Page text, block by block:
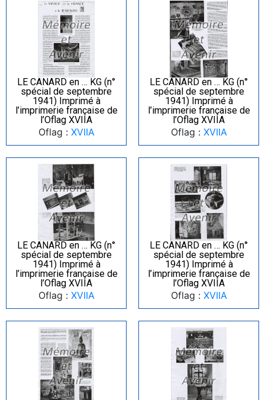
LE CANARD en … KG (n°
spécial de septembre
1941) Imprimé à
l’imprimerie française de
l’Oflag XVIIA
Oflag : XVIIA
LE CANARD en … KG (n°
spécial de septembre
1941) Imprimé à
l’imprimerie française de
l’Oflag XVIIA
Oflag : XVIIA
LE CANARD en … KG (n°
spécial de septembre
1941) Imprimé à
l’imprimerie française de
l’Oflag XVIIA
Oflag : XVIIA
LE CANARD en … KG (n°
spécial de septembre
1941) Imprimé à
l’imprimerie française de
l’Oflag XVIIA
Oflag : XVIIA